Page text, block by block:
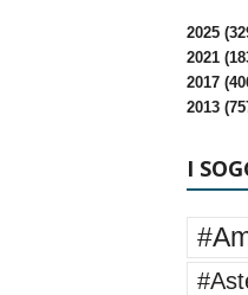
2025
2021
2017
2013
I